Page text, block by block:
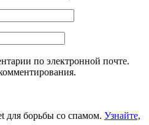
по электронной почте.
для борьбы со спамом. Узнайте,